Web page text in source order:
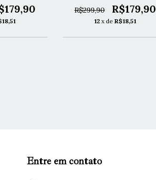
R$299,90 R$179,90
12 x de R$18,51
Entre em contato